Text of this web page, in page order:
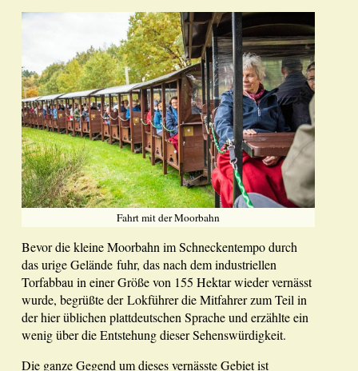
Fahrt mit der Moorbahn
Bevor die kleine Moorbahn im Schneckentempo durch
das urige Gelände fuhr, das nach dem industriellen
Torfabbau in einer Größe von 155 Hektar wieder vernässt
wurde, begrüßte der Lokführer die Mitfahrer zum Teil in
der hier üblichen plattdeutschen Sprache und erzählte ein
wenig über die Entstehung dieser Sehenswürdigkeit.
Die ganze Gegend um dieses vernässte Gebiet ist